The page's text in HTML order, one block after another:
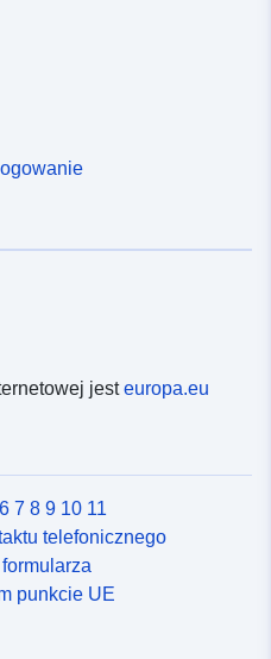
jesteuropa.eu
7 8 9 10 11
telefonicznego
punkcie UE